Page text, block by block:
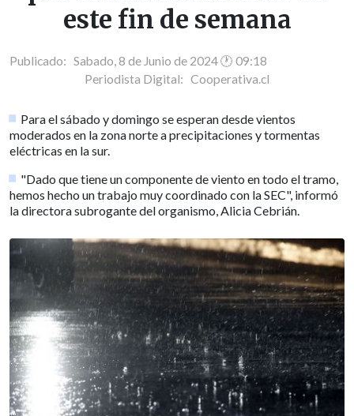
este fin de semana
Publicado: Sabado, 8 de Junio de 2024 🕐 09:18
Periodista Digital: Cooperativa.cl
Para el sábado y domingo se esperan desde vientos
moderados en la zona norte a precipitaciones y tormentas
eléctricas en la sur.
"Dado que tiene un componente de viento en todo el tramo,
hemos hecho un trabajo muy coordinado con la SEC", informó
la directora subrogante del organismo, Alicia Cebrián.